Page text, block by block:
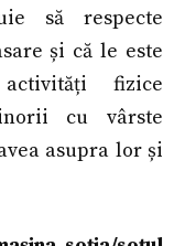
să respecte
și că le este
fizice
cu vârste
asupra lor și